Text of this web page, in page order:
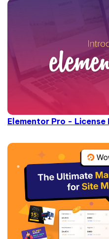
Elementor Pro - License